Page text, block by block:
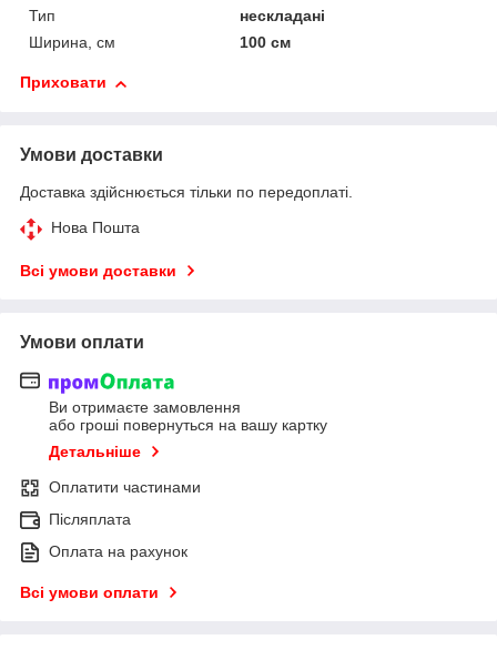
Тип
нескладані
Ширина, см
100 см
Приховати
Умови доставки
Доставка здійснюється тільки по передоплаті.
Нова Пошта
Всі умови доставки
Умови оплати
Ви отримаєте замовлення
або гроші повернуться на вашу картку
Детальніше
Оплатити частинами
Післяплата
Оплата на рахунок
Всі умови оплати